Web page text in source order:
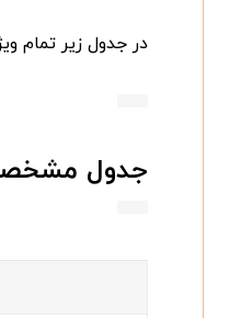
در جدول زیر تمام
جدول